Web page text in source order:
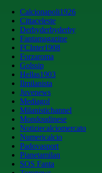
Calcionapoli1926
Cittaceleste
Derbyderbyderby
Fantamagazine
FCInter1908
Forzaroma
Golssip
Hellas1903
Ilmilanista
Juvenews
Mediagol
Milanistichannel
Mondoudinese
Notiziecalciomercato
Numericalcio
Padovasport
Pianetamilan
SOS Fanta